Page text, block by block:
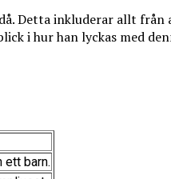
Detta inkluderar allt
i hur han lyckas med
ett barn.